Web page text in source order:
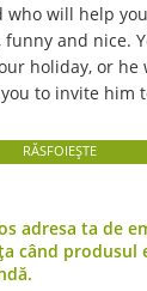
will help
funny and nice.
holiday, or he
to invite him
RĂSFOIEȘTE
adresa ta de
când produsul